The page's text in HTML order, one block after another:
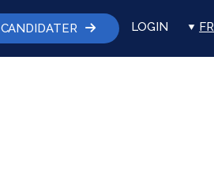
CANDIDATER LOGIN FR